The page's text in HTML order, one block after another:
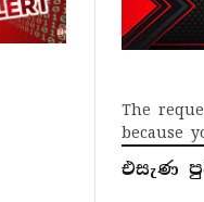
The
because
එසැණ